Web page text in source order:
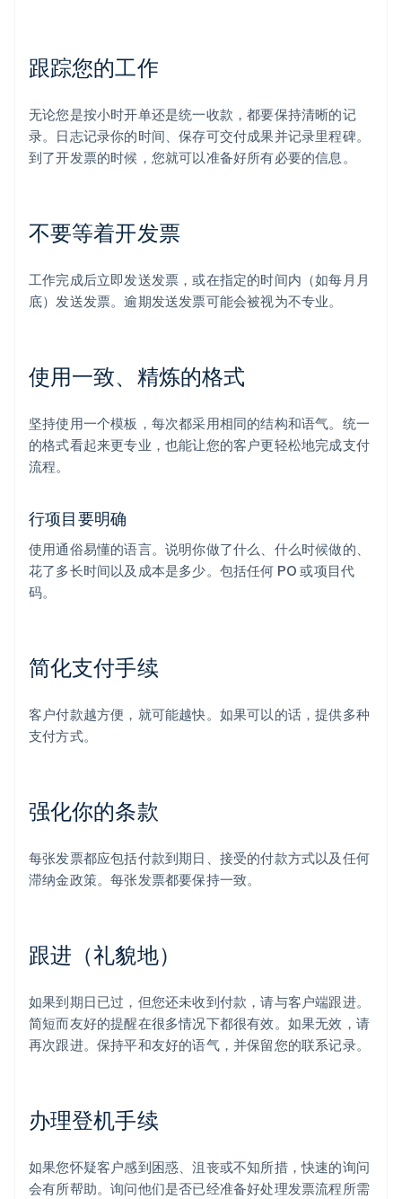
跟踪您的工作
无论您是按小时开单还是统一收款，都要保持清晰的记
录。日志记录你的时间、保存可交付成果并记录里程碑。
到了开发票的时候，您就可以准备好所有必要的信息。
不要等着开发票
工作完成后立即发送发票，或在指定的时间内（如每月月
底）发送发票。逾期发送发票可能会被视为不专业。
使用一致、精炼的格式
坚持使用一个模板，每次都采用相同的结构和语气。统一
的格式看起来更专业，也能让您的客户更轻松地完成支付
流程。
行项目要明确
使用通俗易懂的语言。说明你做了什么、什么时候做的、
花了多长时间以及成本是多少。包括任何 PO 或项目代
码。
简化支付手续
客户付款越方便，就可能越快。如果可以的话，提供多种
支付方式。
强化你的条款
每张发票都应包括付款到期日、接受的付款方式以及任何
滞纳金政策。每张发票都要保持一致。
跟进（礼貌地）
如果到期日已过，但您还未收到付款，请与客户端跟进。
简短而友好的提醒在很多情况下都很有效。如果无效，请
再次跟进。保持平和友好的语气，并保留您的联系记录。
办理登机手续
如果您怀疑客户感到困惑、沮丧或不知所措，快速的询问
会有所帮助。询问他们是否已经准备好处理发票流程所需